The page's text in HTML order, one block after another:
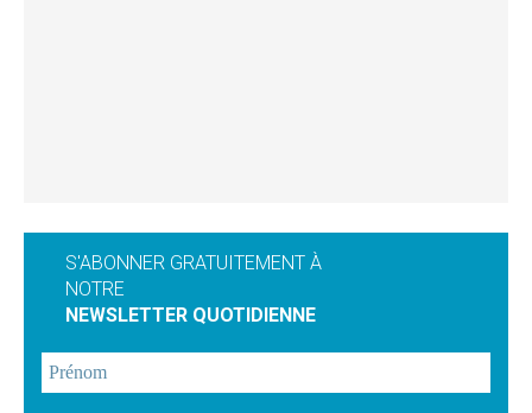
S'ABONNER GRATUITEMENT À
NOTRE
NEWSLETTER QUOTIDIENNE